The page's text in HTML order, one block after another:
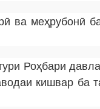
ва меҳрубонӣ
Роҳбари
кишвар ба